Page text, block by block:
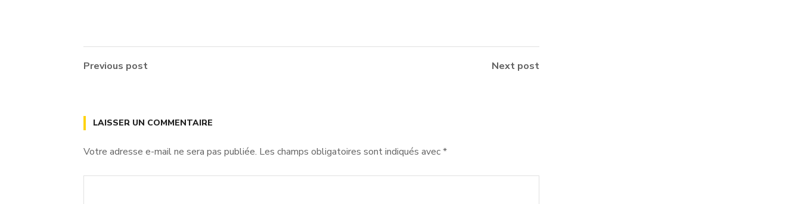
Previous post Next post
LAISSER UN COMMENTAIRE
Votre adresse e-mail ne sera pas publiée. Les champs obligatoires sont indiqués avec*